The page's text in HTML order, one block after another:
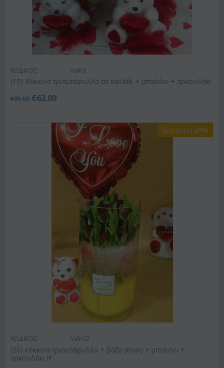
ΚΩΔΙΚΟΣ: Valn9
(15) Κόκκινα τριαντάφυλλα σε καλάθι + μπαλόνι + αρκουδάκι
€85.00 €63.00
Έκπτωση 24%
ΚΩΔΙΚΟΣ: Valn22
(20) κόκκινα τριαντάφυλλα + βάζο (max) + μπαλόνι +
αρκουδάκι !!!